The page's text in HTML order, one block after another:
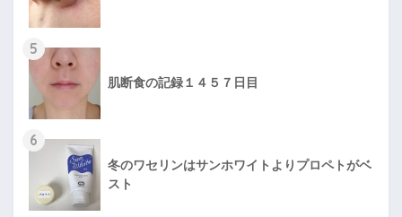
5
肌断食の記録１４５７日目
6
冬のワセリンはサンホワイトよりプロペトがベ
スト